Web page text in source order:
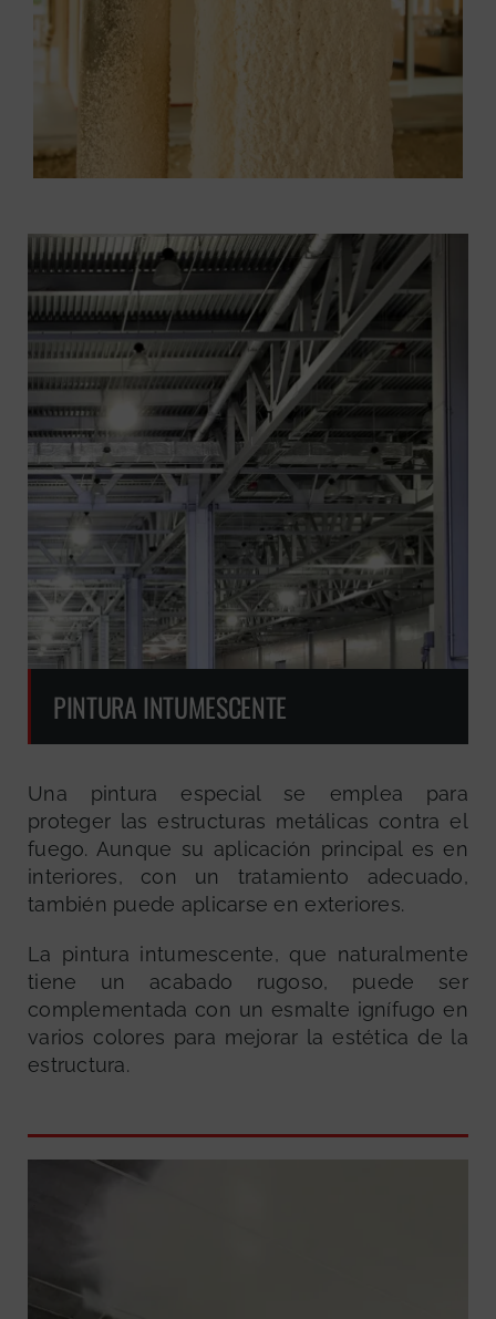
PINTURA INTUMESCENTE
Una pintura especial se emplea para
proteger las estructuras metálicas contra el
fuego. Aunque su aplicación principal es en
interiores, con un tratamiento adecuado,
también puede aplicarse en exteriores.
La pintura intumescente, que naturalmente
tiene un acabado rugoso, puede ser
complementada con un esmalte ignífugo en
varios colores para mejorar la estética de la
estructura.